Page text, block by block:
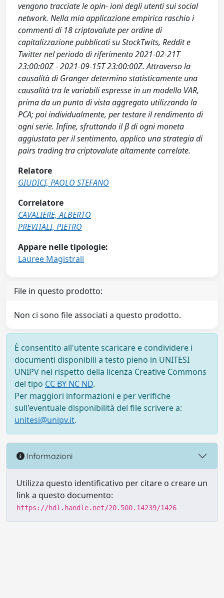
vengono tracciate le opin- ioni degli utenti sui social
network. Nella mia applicazione empirica raschio i
commenti di 18 criptovalute per ordine di
capitalizzazione pubblicati su StockTwits, Reddit e
Twitter nel periodo di riferimento 2021-02-21T
23:00:00Z - 2021-09-15T 23:00:00Z. Attraverso la
causalità di Granger determino statisticamente una
causalità tra le variabili espresse in un modello VAR,
prima da un punto di vista aggregato utilizzando la
PCA; poi individualmente, per testare il rendimento di
ogni serie. Infine, sfruttando il β di ogni moneta
aggiustata per il sentimento, applico una strategia di
pairs trading tra criptovalute altamente correlate.
Relatore
GIUDICI, PAOLO STEFANO
Correlatore
CAVALIERE, ALBERTO
PREVITALI, PIETRO
Appare nelle tipologie:
Lauree Magistrali
File in questo prodotto:
Non ci sono file associati a questo prodotto.
È consentito all'utente scaricare e condividere i
documenti disponibili a testo pieno in UNITESI
UNIPV nel rispetto della licenza Creative Commons
del tipo CC BY NC ND.
Per maggiori informazioni e per verifiche
sull'eventuale disponibilità del file scrivere a:
unitesi@unipv.it.
Informazioni
Utilizza questo identificativo per citare o creare un
link a questo documento:
https://hdl.handle.net/20.500.14239/1426